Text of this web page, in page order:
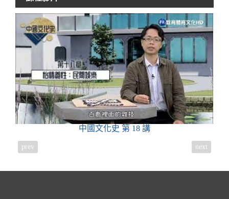
中國文化史 第 18 講
prev next